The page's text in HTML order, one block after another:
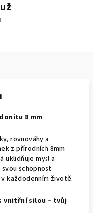
8 mm
rovnováhy a
z přírodních 8mm
uklidňuje mysl a
schopnost
každodenním životě.
vnitřní silou – tvůj